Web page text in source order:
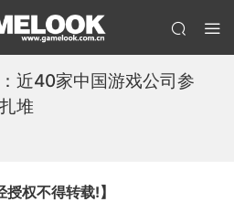
近40家中国游戏公司参
堆
权不得转载!】